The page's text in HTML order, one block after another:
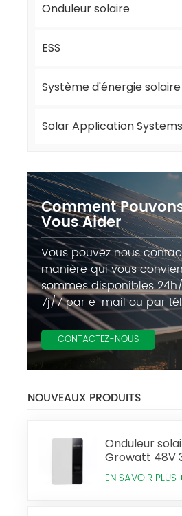
Onduleur solaire
ESS
Système d'énergie solaire
Solar Application Systems
Comment
Vous Aider
Vous pouvez nous
manière qui vous
sommes disponibles
7j/7 par e-mail ou par
CONTACTEZ-NOUS
NOUVEAUX PRODUITS
Onduleur
Growatt 48V
hors réseau
EN SAVOIR PLUS